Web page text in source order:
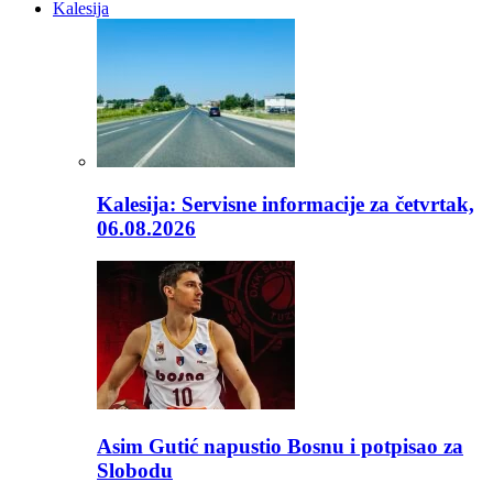
Kalesija
Kalesija: Servisne informacije za četvrtak,
06.08.2026
Asim Gutić napustio Bosnu i potpisao za
Slobodu